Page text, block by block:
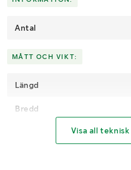
Antal
MÅTT OCH VIKT:
Längd
Bredd
Visa all